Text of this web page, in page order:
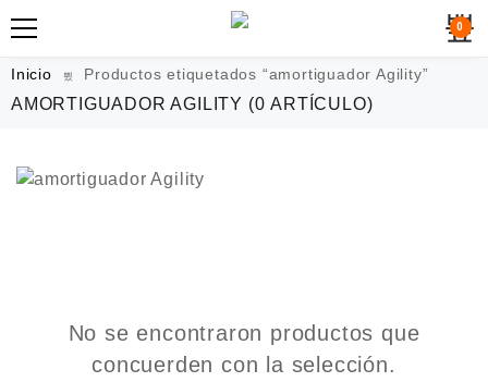
0
Inicio Productos etiquetados “amortiguador Agility”
AMORTIGUADOR AGILITY (0 ARTÍCULO)
No se encontraron productos que
concuerden con la selección.